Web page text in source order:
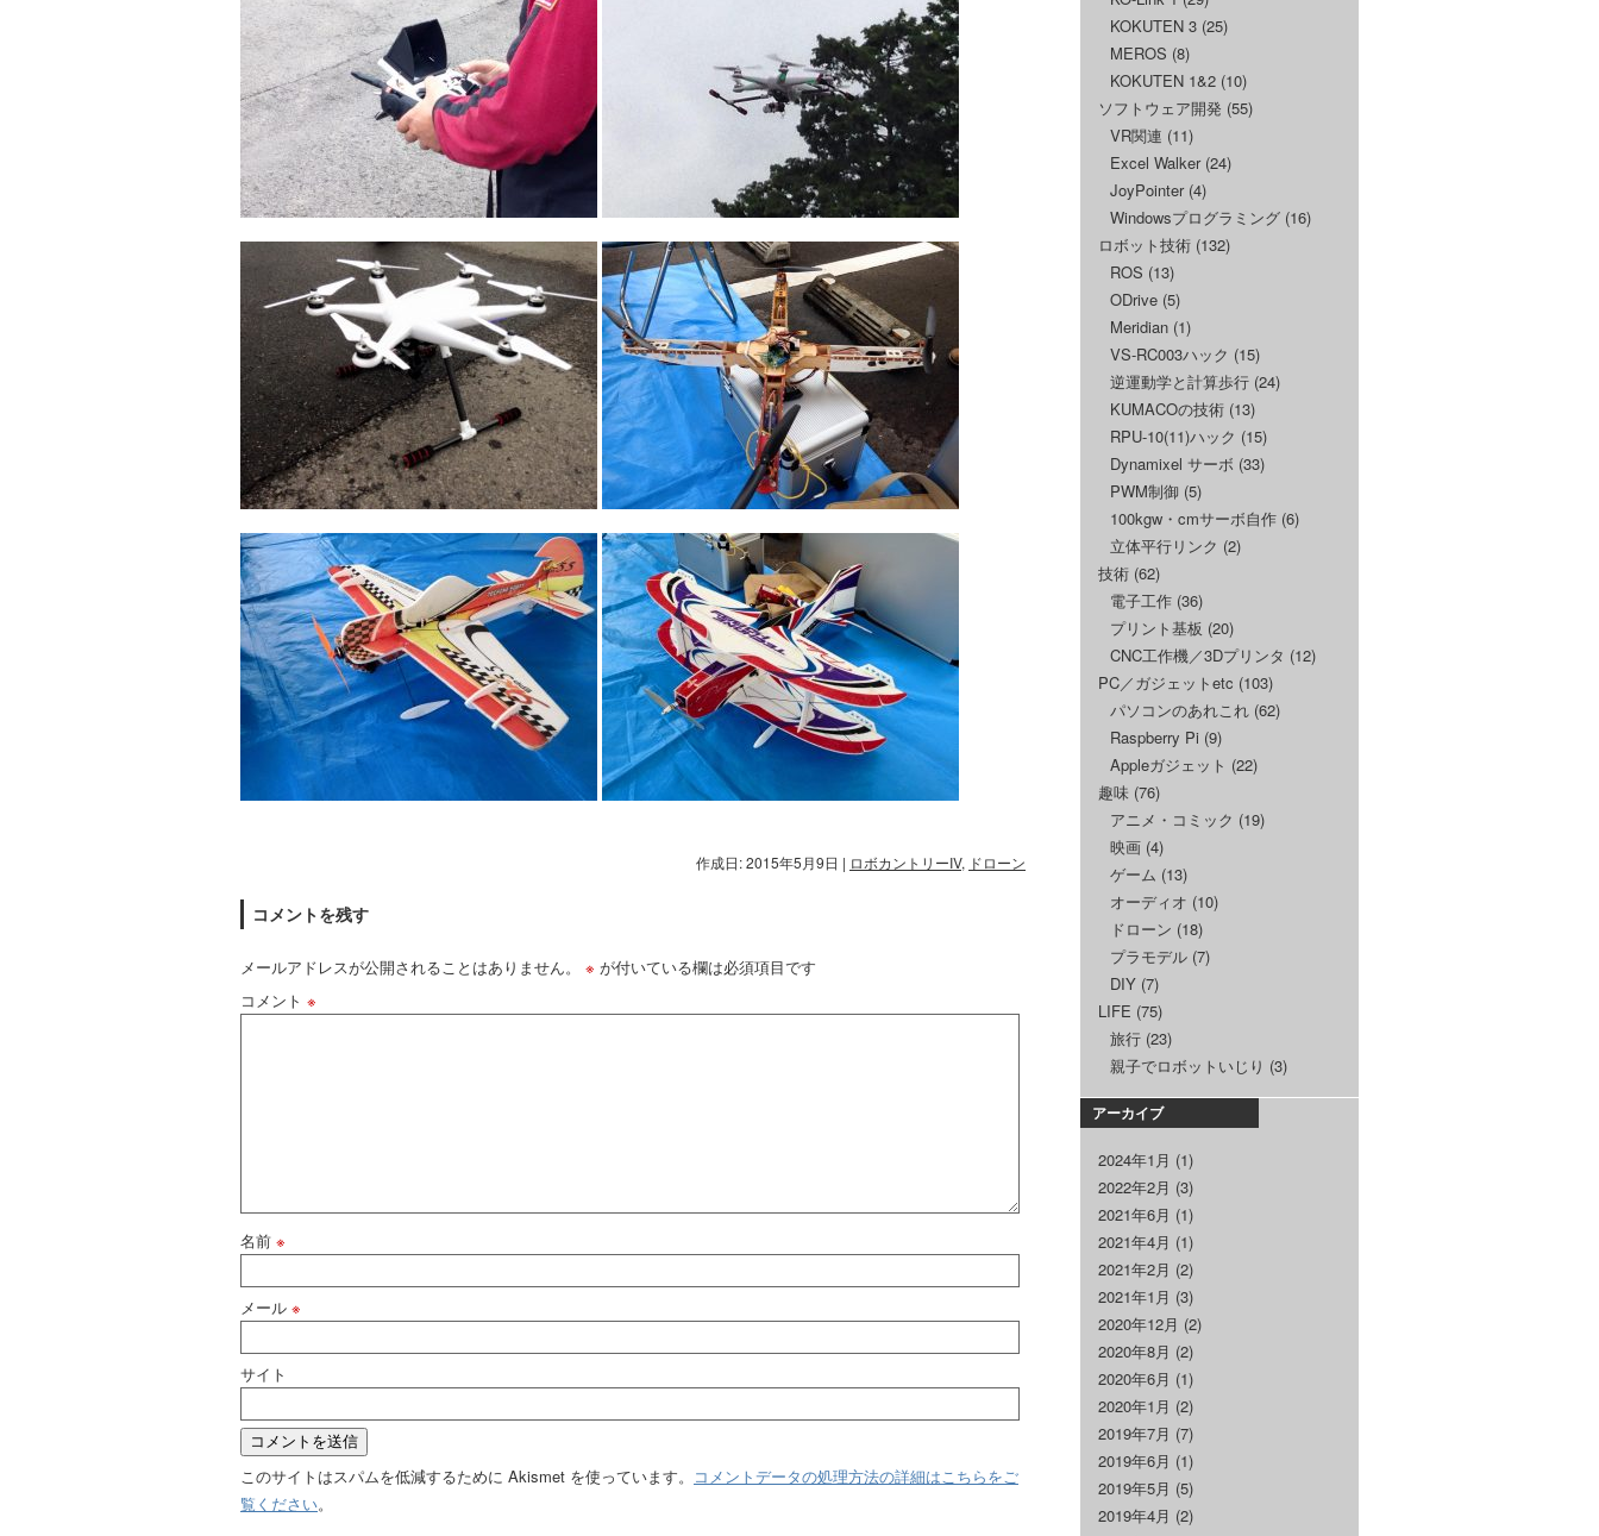
作成日: 2015年5月9日 | ロボカントリーIV, ドローン
コメントを残す
メールアドレスが公開されることはありません。 ※ が付いている欄は必須項目です
コメント ※
名前 ※
メール ※
サイト
このサイトはスパムを低減するために Akismet を使っています。 コメントデータの処理方法の詳細はこちらをご
覧ください。
KOKUTEN 3 (25)
MEROS (8)
KOKUTEN 1&2 (10)
ソフトウェア開発 (55)
VR関連 (11)
Excel Walker(24)
JoyPointer(4)
Windowsプログラミング (16)
ロボット技術 (132)
ROS (13)
ODrive (5)
Meridian (1)
VS-RC003ハック (15)
逆運動学と計算歩行 (24)
KUMACOの技術 (13)
RPU-10(11)ハック (15)
Dynamixel サーボ (33)
PWM制御 (5)
100kgw・cmサーボ自作 (6)
立体平行リンク (2)
技術 (62)
電子工作 (36)
プリント基板 (20)
CNC工作機／3Dプリンタ (12)
PC／ガジェットetc (103)
パソコンのあれこれ (62)
Raspberry Pi (9)
Appleガジェット (22)
趣味 (76)
アニメ・コミック (19)
映画 (4)
ゲーム (13)
オーディオ (10)
ドローン (18)
プラモデル (7)
DIY (7)
LIFE (75)
旅行 (23)
親子でロボットいじり (3)
アーカイブ
2024年1月 (1)
2022年2月 (3)
2021年6月 (1)
2021年4月 (1)
2021年2月 (2)
2021年1月 (3)
2020年12月 (2)
2020年8月 (2)
2020年6月 (1)
2020年1月 (2)
2019年7月 (7)
2019年6月 (1)
2019年5月 (5)
2019年4月 (2)